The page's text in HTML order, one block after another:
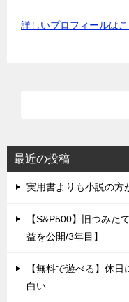
詳しいプロフィールは
最近の投稿
実用書よりも小説の方
【S&P500】旧つみた
益を公開/3年目】
【無料で遊べる】休
白い